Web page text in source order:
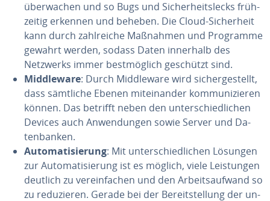
über­wa­chen und so Bugs und Si­cher­heits­lecks früh­
zei­tig erkennen und beheben. Die Cloud-Si­cher­heit
kann durch zahl­rei­che Maßnahmen und Programme
gewahrt werden, sodass Daten innerhalb des
Netzwerks immer best­mög­lich geschützt sind.
Midd­le­wa­re: Durch Midd­le­wa­re wird si­cher­ge­stellt,
dass sämtliche Ebenen mit­ein­an­der kom­mu­ni­zie­ren
können. Das betrifft neben den un­ter­schied­li­chen
Devices auch An­wen­dun­gen sowie Server und Da­
ten­ban­ken.
Au­to­ma­ti­sie­rung: Mit un­ter­schied­li­chen Lösungen
zur Au­to­ma­ti­sie­rung ist es möglich, viele Leis­tun­gen
deutlich zu ver­ein­fa­chen und den Ar­beits­auf­wand so
zu re­du­zie­ren. Gerade bei der Be­reit­stel­lung der un­